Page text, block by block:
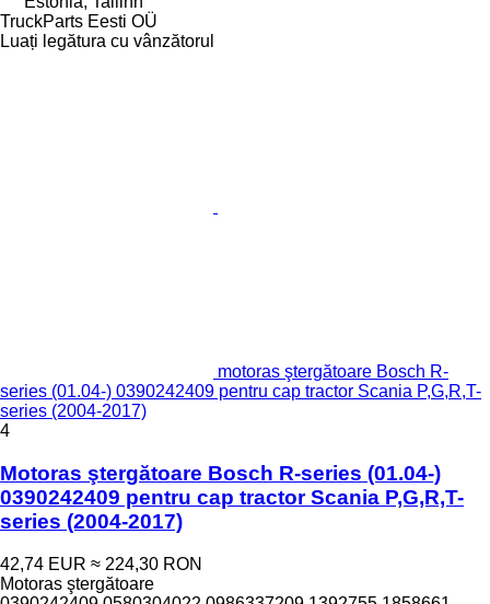
TruckParts Eesti OÜ
Luați legătura cu vânzătorul
motoras ştergătoare Bosch R-
series (01.04-) 0390242409 pentru cap tractor Scania P,G,R,T-
series (2004-2017)
4
Motoras ştergătoare Bosch R-series (01.04-)
0390242409 pentru cap tractor Scania P,G,R,T-
series (2004-2017)
42,74 EUR ≈ 224,30 RON
Motoras ştergătoare